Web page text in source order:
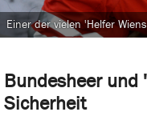
Bundesheer und
Sicherheit
Einer der vielen 'Helfer